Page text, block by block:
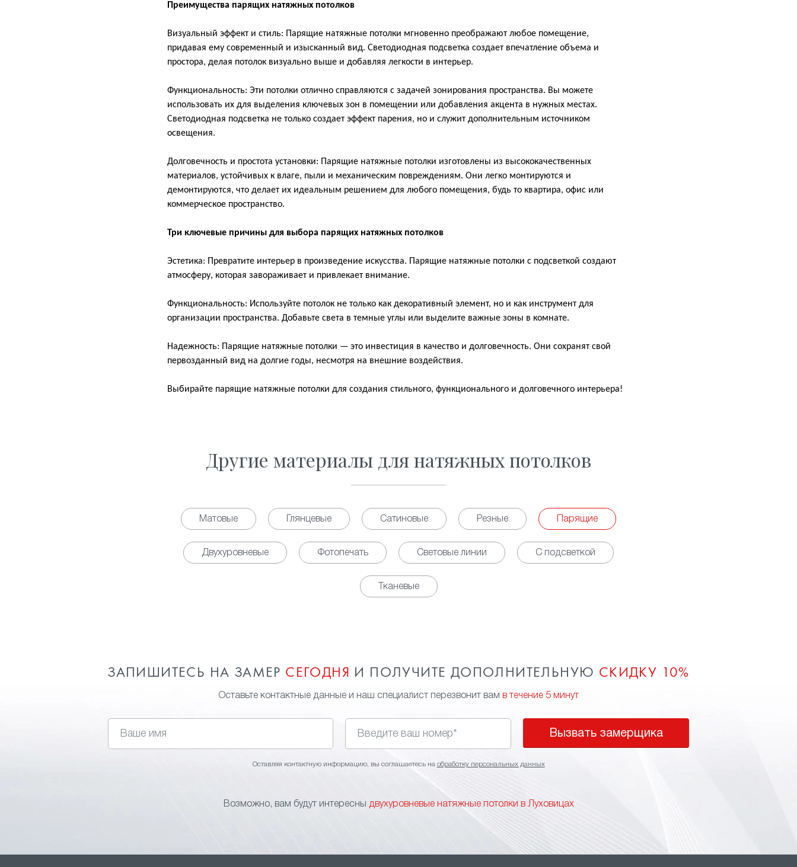
Преимущества парящих натяжных потолков
Визуальный эффект и стиль: Парящие натяжные потолки мгновенно преображают любое помещение,
придавая ему современный и изысканный вид. Светодиодная подсветка создает впечатление объема и
простора, делая потолок визуально выше и добавляя легкости в интерьер.
Функциональность: Эти потолки отлично справляются с задачей зонирования пространства. Вы можете
использовать их для выделения ключевых зон в помещении или добавления акцента в нужных местах.
Светодиодная подсветка не только создает эффект парения, но и служит дополнительным источником
освещения.
Долговечность и простота установки: Парящие натяжные потолки изготовлены из высококачественных
материалов, устойчивых к влаге, пыли и механическим повреждениям. Они легко монтируются и
демонтируются, что делает их идеальным решением для любого помещения, будь то квартира, офис или
коммерческое пространство.
Три ключевые причины для выбора парящих натяжных потолков
Эстетика: Превратите интерьер в произведение искусства. Парящие натяжные потолки с подсветкой создают
атмосферу, которая завораживает и привлекает внимание.
Функциональность: Используйте потолок не только как декоративный элемент, но и как инструмент для
организации пространства. Добавьте света в темные углы или выделите важные зоны в комнате.
Надежность: Парящие натяжные потолки — это инвестиция в качество и долговечность. Они сохранят свой
первозданный вид на долгие годы, несмотря на внешние воздействия.
Выбирайте парящие натяжные потолки для создания стильного, функционального и долговечного интерьера!
Другие материалы для натяжных потолков
Матовые Глянцевые Сатиновые Резные Парящие
Двухуровневые Фотопечать Световые линии С подсветкой
Тканевые
ЗАПИШИТЕСЬ НА ЗАМЕР СЕГОДНЯ И ПОЛУЧИТЕ ДОПОЛНИТЕЛЬНУЮ СКИДКУ 10%
Оставьте контактные данные и наш специалист перезвонит вам в течение 5 минут
Вызвать замерщика
Оставляя контактную информацию, вы соглашаетесь на обработку персональных данных
Возможно, вам будут интересны двухуровневые натяжные потолки в Луховицах